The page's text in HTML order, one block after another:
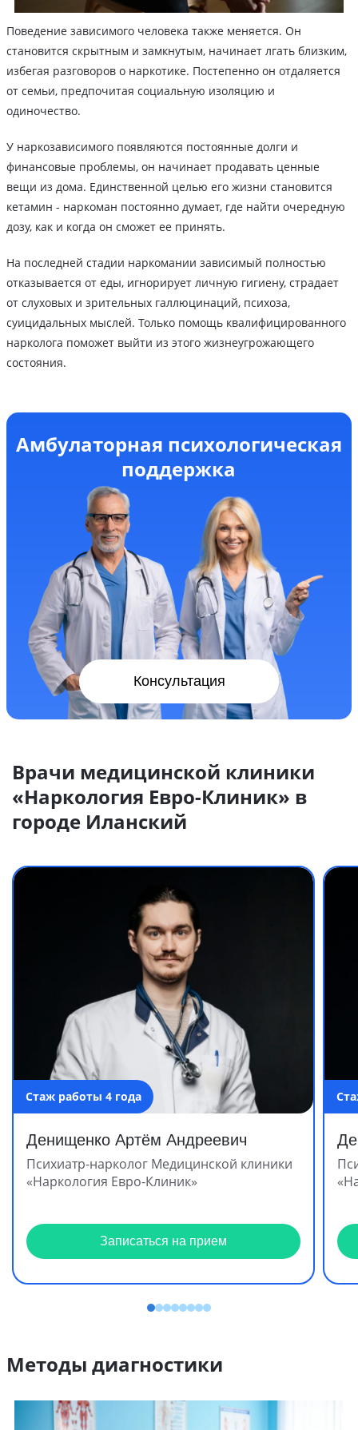
Поведение зависимого человека также меняется. Он
становится скрытным и замкнутым, начинает лгать близким,
избегая разговоров о наркотике. Постепенно он отдаляется
от семьи, предпочитая социальную изоляцию и
одиночество.
У наркозависимого появляются постоянные долги и
финансовые проблемы, он начинает продавать ценные
вещи из дома. Единственной целью его жизни становится
кетамин - наркоман постоянно думает, где найти очередную
дозу, как и когда он сможет ее принять.
На последней стадии наркомании зависимый полностью
отказывается от еды, игнорирует личную гигиену, страдает
от слуховых и зрительных галлюцинаций, психоза,
суицидальных мыслей. Только помощь квалифицированного
нарколога поможет выйти из этого жизнеугрожающего
состояния.
Амбулаторная психологическая
поддержка
Консультация
Врачи медицинской клиники
«Наркология Евро-Клиник» в
городе Иланский
Стаж работы 4 года
Денищенко Артём Андреевич
Психиатр-нарколог Медицинской клиники
«Наркология Евро-Клиник»
Записаться на прием
Методы диагностики